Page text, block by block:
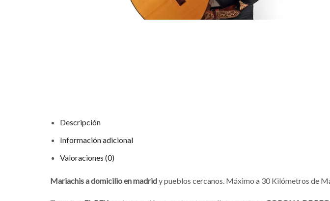
Descripción
Información adicional
Valoraciones (0)
Mariachis a domicilio en madridy pueblos cercanos. Máximo a 30 Kilómetros de